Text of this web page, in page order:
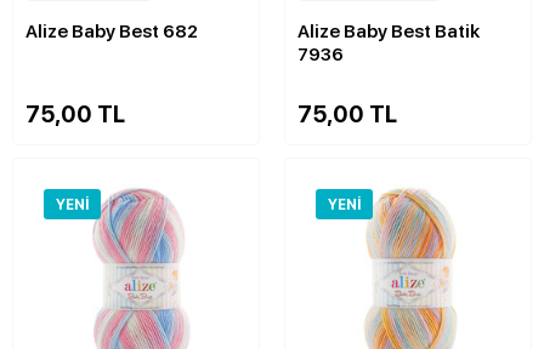
Alize Baby Best 682
75,00 TL
Alize Baby Best Batik
7936
75,00 TL
YENI YENI